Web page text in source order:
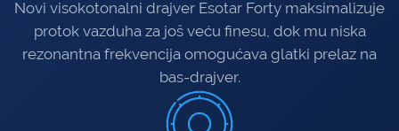
Novi visokotonalni drajver Esotar Forty maksimalizuje
protok vazduha za još veću finesu, dok mu niska
rezonantna frekvencija omogućava glatki prelaz na
bas-drajver.